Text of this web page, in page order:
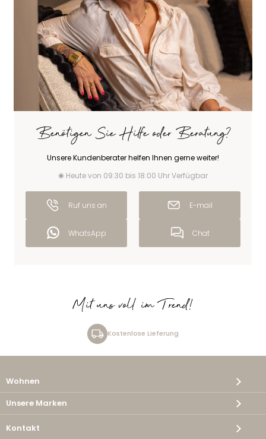
Benötigen Sie Hilfe oder Beratung?
Unsere Kundenberater helfen Ihnen gerne weiter!
Heute von 09:30 bis 18:00 Uhr Verfügbar
Ruf uns an E-mail
WhatsApp Chat
Mit uns voll im Trend!
Kostenlose Lieferung
Wohnen
Unsere Marken
Kontakt